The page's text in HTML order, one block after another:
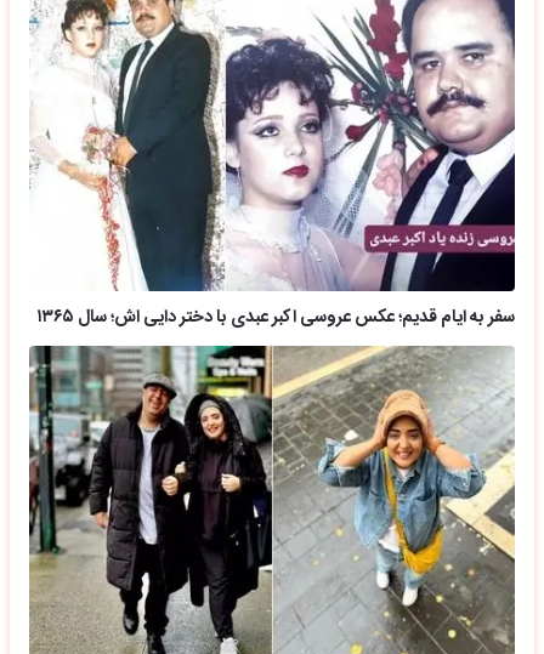
سفر به ایام قدیم؛ عکس عروسی اکبر عبدی با دختر دایی اش؛ سال ۱۳۶۵